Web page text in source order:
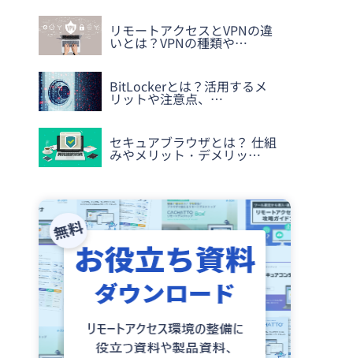
リモートアクセスとVPNの違
いとは？VPNの種類や…
BitLockerとは？活用するメ
リットや注意点、…
セキュアブラウザとは？ 仕組
みやメリット・デメリッ…